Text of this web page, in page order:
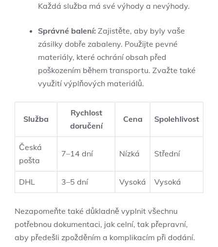
Každá služba má své výhody a nevýhody.
Správné balení: Zajistěte, aby byly vaše
zásilky dobře zabaleny. Použijte pevné
materiály, které ochrání obsah před
poškozením během transportu. Zvažte také
využití výplňových materiálů.
Služba
Rychlost
doručení
Cena Spolehlivost
Česká
pošta
7–14 dní Nízká Střední
DHL 3–5 dní Vysoká Vysoká
Nezapomeňte také důkladně vyplnit všechnu
potřebnou dokumentaci, jak celní, tak přepravní,
aby předešli zpožděním a komplikacím při dodání.